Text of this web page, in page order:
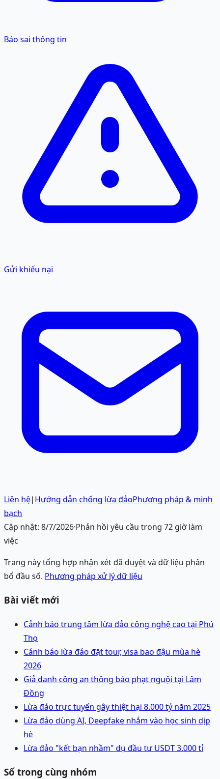
Báo sai thông tin
Gửi khiếu nại
Liên hệ| Hướng dẫn chống lừa đảoPhương pháp & minh
bạch
Cập nhật: 8/7/2026·Phản hồi yêu cầu trong 72 giờ làm
việc
Trang này tổng hợp nhận xét đã duyệt và dữ liệu phân
bổ đầu số. Phương pháp xử lý dữ liệu
Bài viết mới
Cảnh báo trung tâm lừa đảo công nghệ cao tại Phú
Thọ
Cảnh báo lừa đảo đặt tour, visa bao đậu mùa hè
2026
Giả danh công an thông báo phạt nguội tại Lâm
Đồng
Lừa đảo trực tuyến gây thiệt hại 8.000 tỷ năm 2025
Lừa đảo dùng AI, Deepfake nhắm vào học sinh dịp
hè
Lừa đảo "kết bạn nhầm" dụ đầu tư USDT 3.000 tỉ
Số trong cùng nhóm